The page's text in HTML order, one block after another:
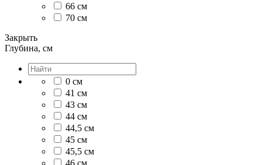
66 см
70 см
Закрыть
Глубина, см
0 см
41 см
43 см
44 см
44,5 см
45 см
45,5 см
46 см